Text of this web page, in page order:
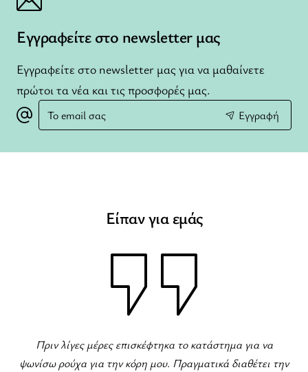
Εγγραφείτε στο newsletter μας
Εγγραφείτε στο newsletter μας για να μαθαίνετε
πρώτοι τα νέα και τις προσφορές μας.
Το
email
Εγγραφή
Είπαν για εμάς
Φανταστικό κατάστημα παιδικών ρούχων! Τρομερή
ποικιλία για όλες τις περιστάσεις! Το προσωπικό